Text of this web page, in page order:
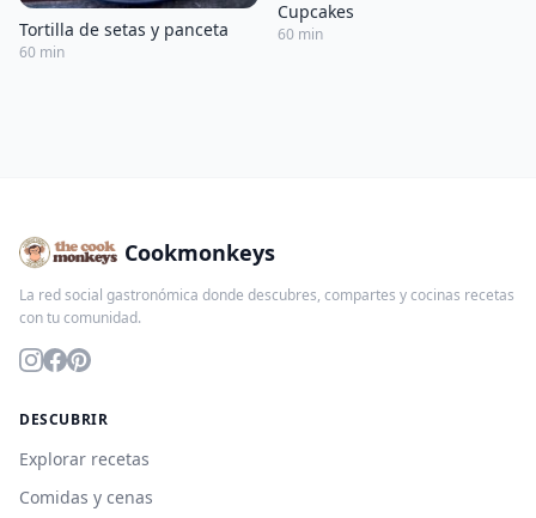
Tortilla de setas y panceta
60 min
Cupcakes
60 min
Cookmonkeys
La red social gastronómica donde descubres, compartes y cocinas recetas
con tu comunidad.
DESCUBRIR
Explorar recetas
Comidas y cenas